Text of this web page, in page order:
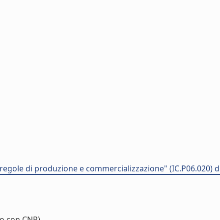
di produzione e commercializzazione" (IC.P06.020) di